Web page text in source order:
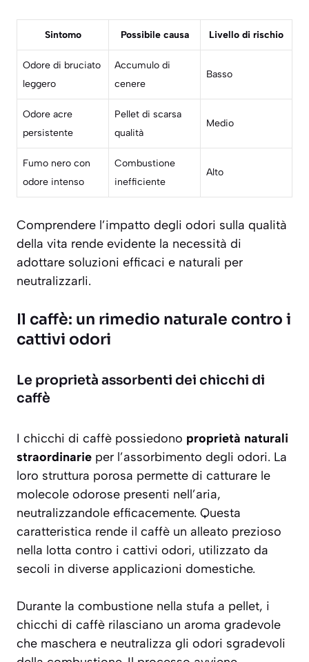
Sintomo Possibile causa Livello di rischio
Odore di bruciato
leggero
Accumulo di
cenere
Basso
Odore acre
persistente
Pellet di scarsa
qualità
Medio
Fumo nero con
odore intenso
Combustione
inefficiente
Alto
Comprendere l’impatto degli odori sulla qualità
della vita rende evidente la necessità di
adottare soluzioni efficaci e naturali per
neutralizzarli.
Il caffè: un rimedio naturale contro i
cattivi odori
Le proprietà assorbenti dei chicchi di
caffè
I chicchi di caffè possiedono proprietà naturali
straordinarie per l’assorbimento degli odori. La
loro struttura porosa permette di catturare le
molecole odorose presenti nell’aria,
neutralizzandole efficacemente. Questa
caratteristica rende il caffè un alleato prezioso
nella lotta contro i cattivi odori, utilizzato da
secoli in diverse applicazioni domestiche.
Durante la combustione nella stufa a pellet, i
chicchi di caffè rilasciano un aroma gradevole
che maschera e neutralizza gli odori sgradevoli